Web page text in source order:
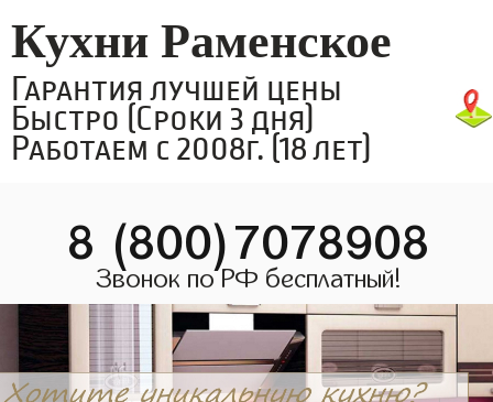
Кухни Раменское
Гарантия лучшей цены
Быстро (Сроки 3 дня)
Работаем с 2008г. (18 лет)
8 (800)7078908
Звонок по РФ бесплатный!